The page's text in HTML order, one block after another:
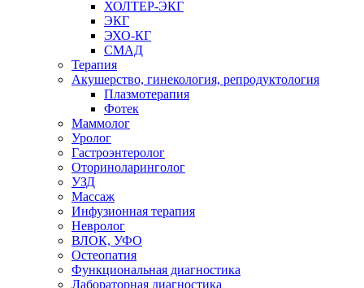
ХОЛТЕР-ЭКГ
ЭКГ
ЭХО-КГ
СМАД
Терапия
Акушерство, гинекология, репродуктология
Плазмотерапия
Фотек
Маммолог
Уролог
Гастроэнтеролог
Оториноларинголог
УЗД
Массаж
Инфузионная терапия
Невролог
ВЛОК, УФО
Остеопатия
Функциональная диагностика
Лабораторная диагностика